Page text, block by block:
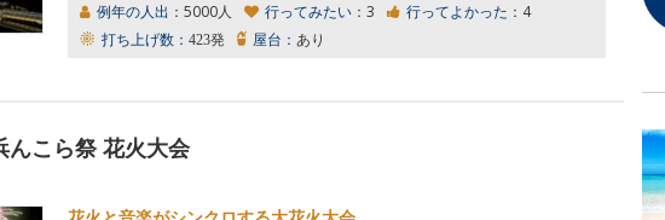
例年の人出： 5000人 行ってみたい： 3 行ってよかった： 4
打ち上げ数： 423発 屋台： あり
んこら祭 花火大会